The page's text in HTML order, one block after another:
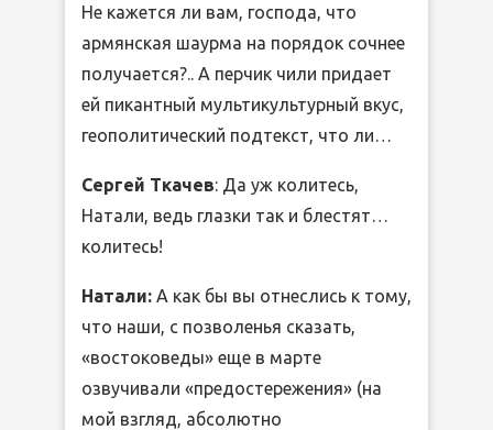
Не кажется ли вам, господа, что
армянская шаурма на порядок сочнее
получается?.. А перчик чили придает
ей пикантный мультикультурный вкус,
геополитический подтекст, что ли…
Сергей Ткачев: Да уж колитесь,
Натали, ведь глазки так и блестят…
колитесь!
Натали: А как бы вы отнеслись к тому,
что наши, с позволенья сказать,
«востоковеды» еще в марте
озвучивали «предостережения» (на
мой взгляд, абсолютно